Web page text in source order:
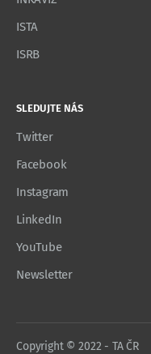
ISTA
ISRB
SLEDUJTE NÁS
Twitter
Facebook
Instagram
LinkedIn
YouTube
Newsletter
Copyright © 2022 - TA ČR